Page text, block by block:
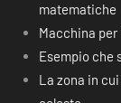
matematiche
Macchina
Esempio che
La zona in